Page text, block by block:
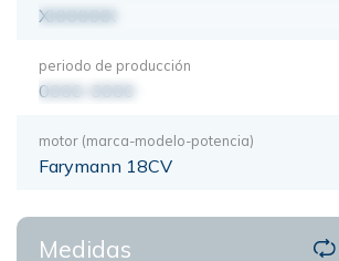
XXXXXXX
periodo de producción
0000-0000
motor (marca-modelo-potencia)
Farymann 18CV
Medidas